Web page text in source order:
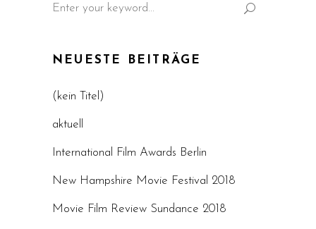
for:
NEUESTE BEITRÄGE
(kein Titel)
aktuell
International Film Awards Berlin
New Hampshire Movie Festival 2018
Movie Film Review Sundance 2018